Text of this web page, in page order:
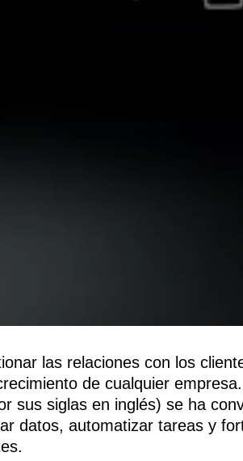
las relaciones con los
de cualquier
sus siglas en inglés) se ha
datos, automatizar tareas y